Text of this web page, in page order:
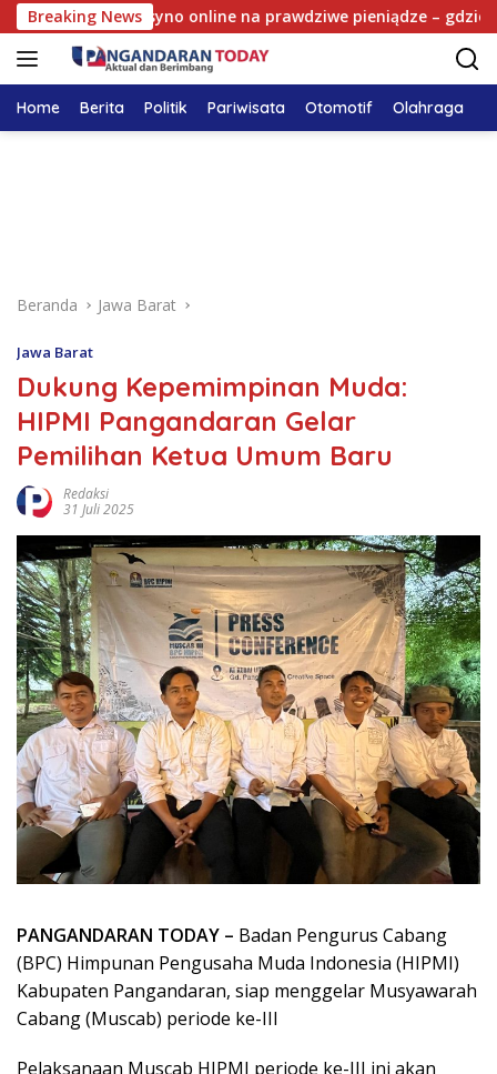
Langsung
ke
konten
Breaking NewsKasyno online na prawdziwe pieniądze – gdzie grać
Home Berita Politik Pariwisata Otomotif Olahraga
Beranda Jawa Barat
Jawa Barat
Dukung Kepemimpinan Muda:
HIPMI Pangandaran Gelar
Pemilihan Ketua Umum Baru
Redaksi
31 Juli 2025
PANGANDARAN TODAY – Badan Pengurus Cabang
(BPC) Himpunan Pengusaha Muda Indonesia (HIPMI)
Kabupaten Pangandaran, siap menggelar Musyawarah
Cabang (Muscab) periode ke-III
Pelaksanaan Muscab HIPMI periode ke-III ini akan